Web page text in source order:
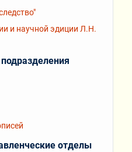
и научной эдиции Л.Н.
отделы